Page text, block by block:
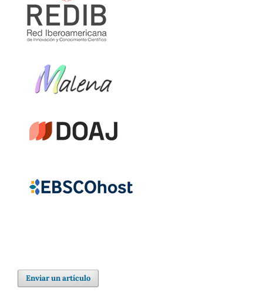
Enviar un artículo